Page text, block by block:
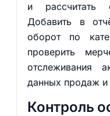
и рассчитать
Добавить в
оборот по
проверить
отслеживания
данных продаж и
Контроль